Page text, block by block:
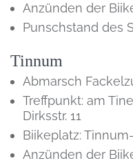
Anzünden der
Punschstand des
Tinnum
Abmarsch
Treffpunkt: am
Dirksstr. 11
Biikeplatz:
Anzünden der